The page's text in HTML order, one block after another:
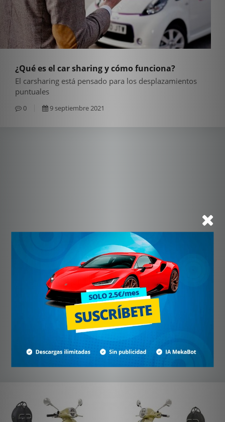
¿Qué es el car sharing y cómo funciona?
El carsharing está pensado para los desplazamientos
puntuales
0 9 septiembre 2021